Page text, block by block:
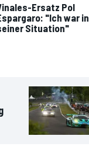
Ersatz Pol
"Ich war in
Situation"